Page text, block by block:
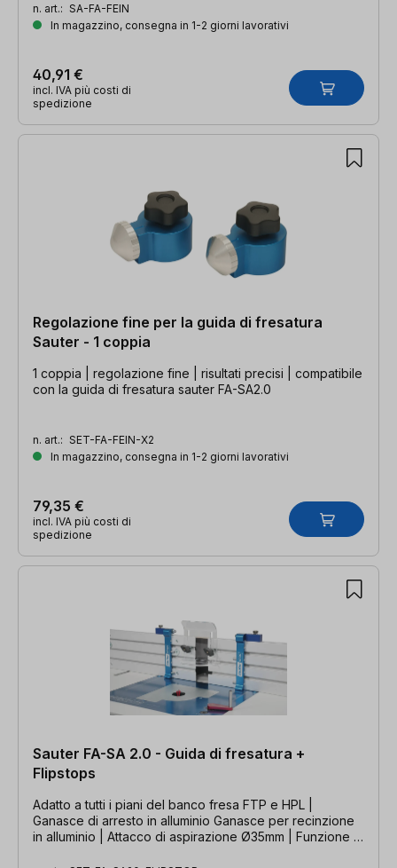
n. art.: SA-FA-FEIN
In magazzino, consegna in 1-2 giorni lavorativi
40,91 €
incl. IVA più costi di
spedizione
Regolazione fine per la guida di fresatura
Sauter - 1 coppia
1 coppia | regolazione fine | risultati precisi | compatibile
con la guida di fresatura sauter FA-SA2.0
n. art.: SET-FA-FEIN-X2
In magazzino, consegna in 1-2 giorni lavorativi
79,35 €
incl. IVA più costi di
spedizione
Sauter FA-SA 2.0 - Guida di fresatura +
Flipstops
Adatto a tutti i piani del banco fresa FTP e HPL |
Ganasce di arresto in alluminio Ganasce per recinzione
in alluminio | Attacco di aspirazione Ø35mm | Funzione di